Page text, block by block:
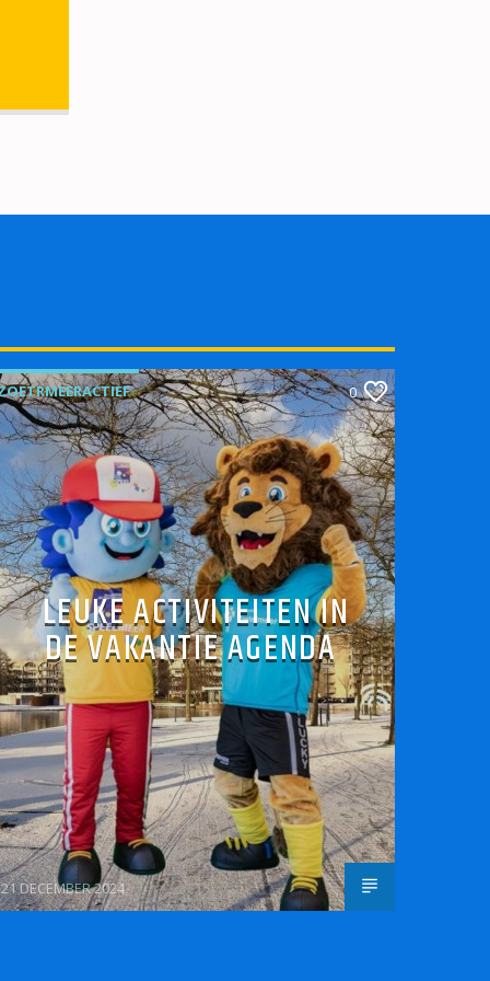
0
LEUKE ACTIVITEITEN IN
DE VAKANTIE AGENDA
21 DECEMBER 2024